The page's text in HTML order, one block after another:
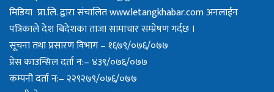
मिडिया प्रा.लि. द्वारा संचालित www.letangkhabar.com अनलाईन
पत्रिकाले देश बिदेशका ताजा सामाचार सम्प्रेषण गर्दछ ।
सूचना तथा प्रसारण विभाग – १६७९/०७६/०७७
प्रेस काउन्सिल दर्ता न:– ४३९/०७६/०७७
कम्पनी दर्ता न:– २२९२७९/०७६/०७७